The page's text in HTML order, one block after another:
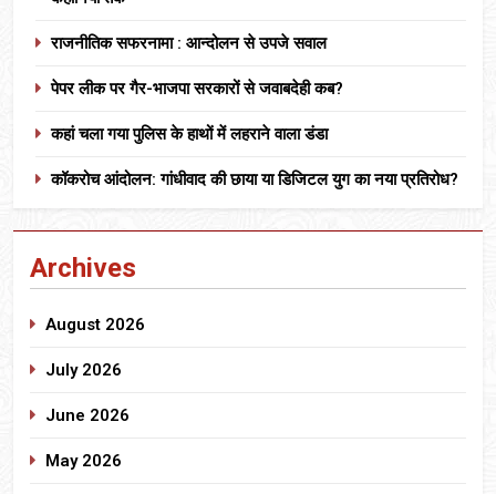
राजनीतिक सफरनामा : आन्दोलन से उपजे सवाल
पेपर लीक पर गैर-भाजपा सरकारों से जवाबदेही कब?
कहां चला गया पुलिस के हाथों में लहराने वाला डंडा
कॉकरोच आंदोलन: गांधीवाद की छाया या डिजिटल युग का नया प्रतिरोध?
Archives
August 2026
July 2026
June 2026
May 2026